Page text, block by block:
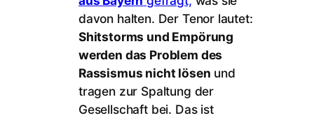
davon halten. Der Tenor lautet:
Shitstorms und Empörung
werden das Problem des
Rassismus nicht lösen und
tragen zur Spaltung der
Gesellschaft bei. Das ist